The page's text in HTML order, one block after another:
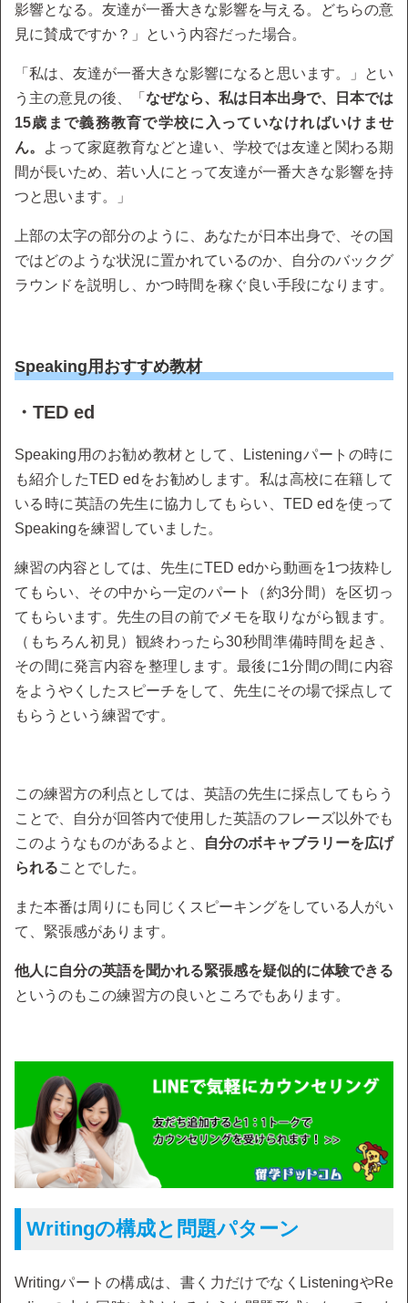
影響となる。友達が一番大きな影響を与える。どちらの意
見に賛成ですか？」という内容だった場合。
「私は、友達が一番大きな影響になると思います。」とい
う主の意見の後、「 なぜなら、私は日本出身で、日本では
15歳まで義務教育で学校に入っていなければいけませ
ん。
よって家庭教育などと違い、学校では友達と関わる期
間が長いため、若い人にとって友達が一番大きな影響を持
つと思います。」
上部の太字の部分のように、あなたが日本出身で、その国
ではどのような状況に置かれているのか、自分のバックグ
ラウンドを説明し、かつ時間を稼ぐ良い手段になります。
Speaking用おすすめ教材
・TED ed
Speaking用のお勧め教材として、Listeningパートの時に
も紹介したTED edをお勧めします。私は高校に在籍して
いる時に英語の先生に協力してもらい、TED edを使って
Speakingを練習していました。
練習の内容としては、先生にTED edから動画を1つ抜粋し
てもらい、その中から一定のパート（約3分間）を区切っ
てもらいます。先生の目の前でメモを取りながら観ます。
（もちろん初見）観終わったら30秒間準備時間を起き、
その間に発言内容を整理します。最後に1分間の間に内容
をようやくしたスピーチをして、先生にその場で採点して
もらうという練習です。
この練習方の利点としては、英語の先生に採点してもらう
ことで、自分が回答内で使用した英語のフレーズ以外でも
このようなものがあるよと、
自分のボキャブラリーを広げ
られることでした。
また本番は周りにも同じくスピーキングをしている人がい
て、緊張感があります。
他人に自分の英語を聞かれる緊張感を疑似的に体験できる
というのもこの練習方の良いところでもあります。
Writingの構成と問題パターン
Writingパートの構成は、書く力だけでなくListeningやRe